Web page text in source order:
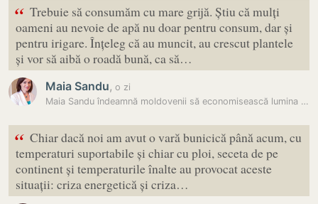
“ Trebuie să consumăm cu mare grijă. Știu că mulți
oameni au nevoie de apă nu doar pentru consum, dar și
pentru irigare. Înțeleg că au muncit, au crescut plantele
și vor să aibă o roadă bună, ca să…
Maia Sandu, o zi
Maia Sandu îndeamnă moldovenii să economisească lumina și apa:…
“ Chiar dacă noi am avut o vară bunicică până acum, cu
temperaturi suportabile și chiar cu ploi, seceta de pe
continent și temperaturile înalte au provocat aceste
situații: criza energetică și criza…